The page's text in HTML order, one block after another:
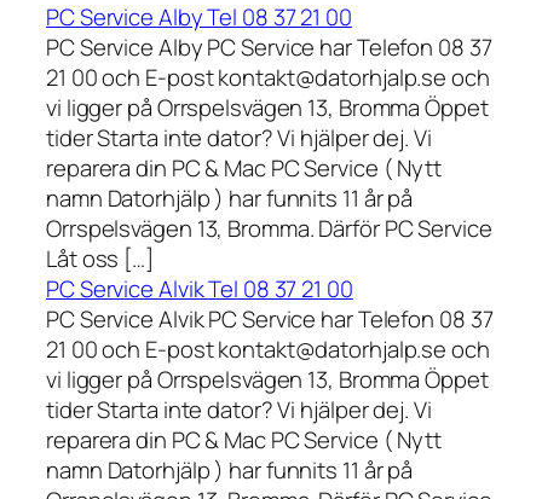
PC Service Alby Tel 08 37 21 00
PC Service Alby PC Service har Telefon 08 37
21 00 och E-post kontakt@datorhjalp.se och
vi ligger på Orrspelsvägen 13, Bromma Öppet
tider Starta inte dator? Vi hjälper dej. Vi
reparera din PC & Mac PC Service ( Nytt
namn Datorhjälp ) har funnits 11 år på
Orrspelsvägen 13, Bromma. Därför PC Service
Låt oss […]
PC Service Alvik Tel 08 37 21 00
PC Service Alvik PC Service har Telefon 08 37
21 00 och E-post kontakt@datorhjalp.se och
vi ligger på Orrspelsvägen 13, Bromma Öppet
tider Starta inte dator? Vi hjälper dej. Vi
reparera din PC & Mac PC Service ( Nytt
namn Datorhjälp ) har funnits 11 år på